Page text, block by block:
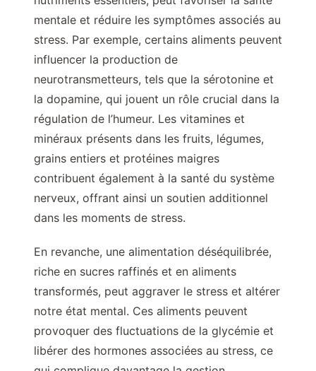
mentale et réduire les symptômes associés au
stress. Par exemple, certains aliments peuvent
influencer la production de
neurotransmetteurs, tels que la sérotonine et
la dopamine, qui jouent un rôle crucial dans la
régulation de l’humeur. Les vitamines et
minéraux présents dans les fruits, légumes,
grains entiers et protéines maigres
contribuent également à la santé du système
nerveux, offrant ainsi un soutien additionnel
dans les moments de stress.
En revanche, une alimentation déséquilibrée,
riche en sucres raffinés et en aliments
transformés, peut aggraver le stress et altérer
notre état mental. Ces aliments peuvent
provoquer des fluctuations de la glycémie et
libérer des hormones associées au stress, ce